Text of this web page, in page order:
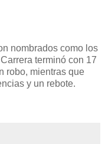
nombrados como los
terminó con 17
robo, mientras que
y un rebote.